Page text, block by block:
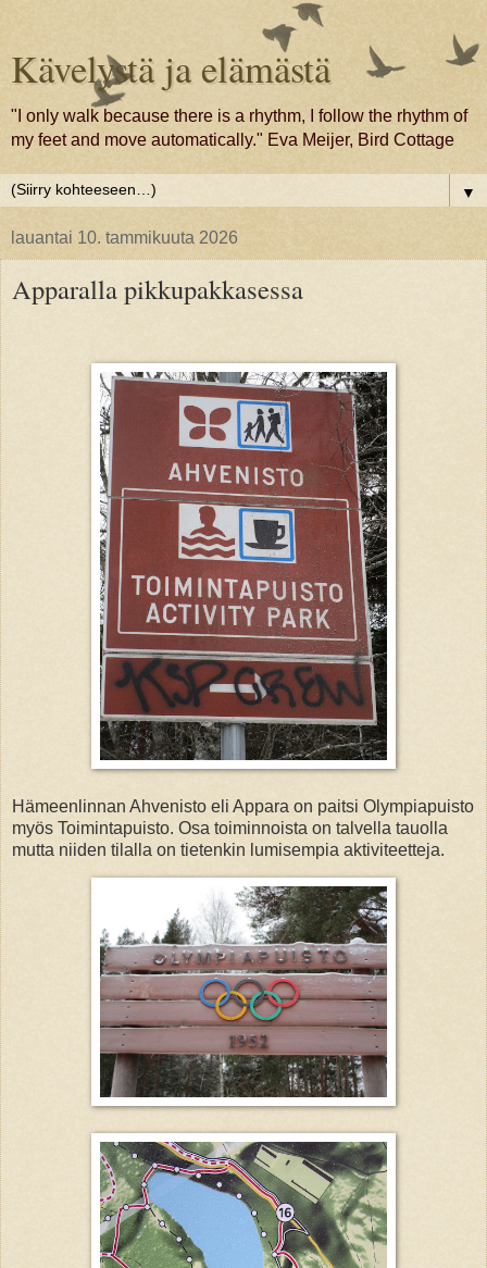
Kävelystä ja elämästä
"I only walk because there is a rhythm, I follow the rhythm of
my feet and move automatically." Eva Meijer, Bird Cottage
▼
lauantai 10. tammikuuta 2026
Apparalla pikkupakkasessa
Hämeenlinnan Ahvenisto eli Appara on paitsi Olympiapuisto
myös Toimintapuisto. Osa toiminnoista on talvella tauolla
mutta niiden tilalla on tietenkin lumisempia aktiviteetteja.